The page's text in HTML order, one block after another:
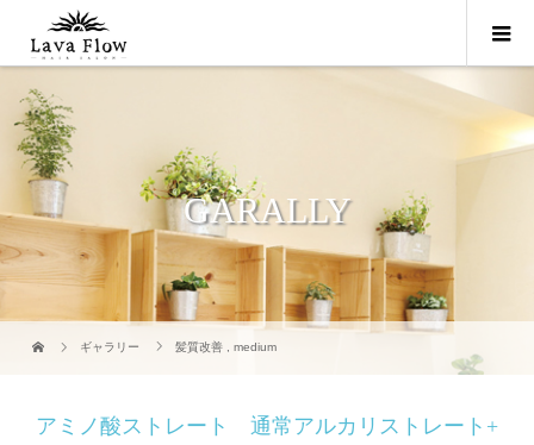
GARALLY
ギャラリー 髪質改善 ,medium
アミノ酸ストレート 通常アルカリストレート+